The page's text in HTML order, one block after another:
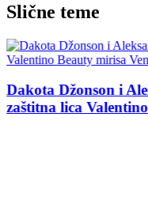
Slične teme
Dakota Džonson i
zaštitna lica